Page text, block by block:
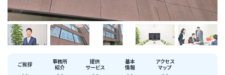
ご挨拶
事務所
紹介
提供
サービス
基本
情報
アクセス
マップ